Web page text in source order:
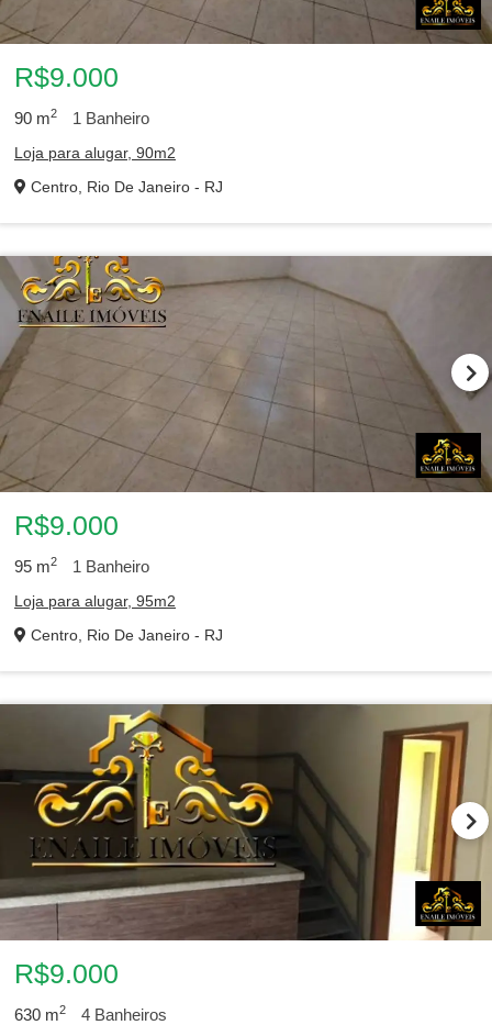
R$9.000
90 m2 1 Banheiro
Loja para alugar, 90m2
Centro, Rio De Janeiro - RJ
R$9.000
95 m2 1 Banheiro
Loja para alugar, 95m2
Centro, Rio De Janeiro - RJ
R$9.000
630 m2 4 Banheiros